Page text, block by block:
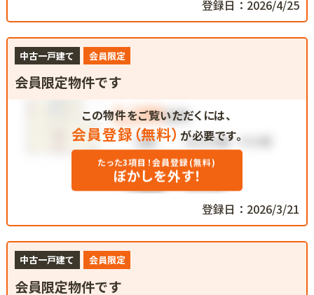
登録日：2026/4/25
中古一戸建て 会員限定
会員限定物件です
この物件をご覧いただくには、
会員登録（無料） が必要です。
たった3項目！会員登録(無料)
ぼかしを外す！
登録日：2026/3/21
中古一戸建て 会員限定
会員限定物件です